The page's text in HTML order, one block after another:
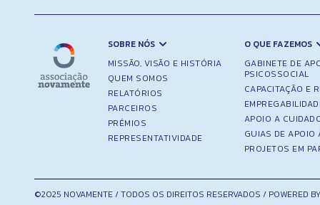
N
E
m
e i
SOBRE NÓS
MISSÃO, VISÃO E HISTÓRIA
QUEM SOMOS
RELATÓRIOS
PARCEIROS
PRÉMIOS
REPRESENTATIVIDADE
O QUE FAZEMOS
GABINETE DE
PSICOSSOCIAL
CAPACITAÇÃO E
APOIO A
GUIAS DE APOIO
PROJETOS EM
©2025 NOVAMENTE / TODOS OS DIREITOS RESERVADOS / POWERED